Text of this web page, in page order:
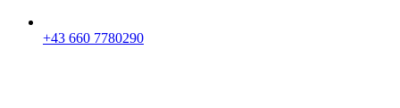
+43 660 7780290